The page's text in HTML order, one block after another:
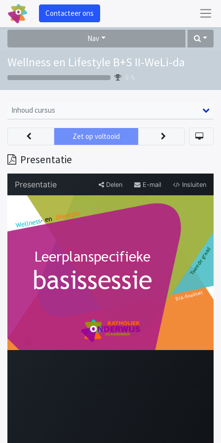
Contacteer ons
Nav
Wellness en Lifestyle B+S II-WeLi-da
0 %
Inhoud cursus
Presentatie
Zet op voltooid